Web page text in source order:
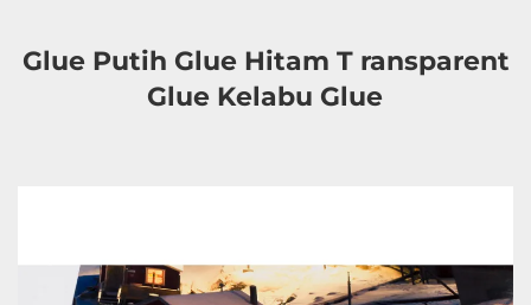
Glue Putih Glue Hitam T
Glue Kelabu Glue